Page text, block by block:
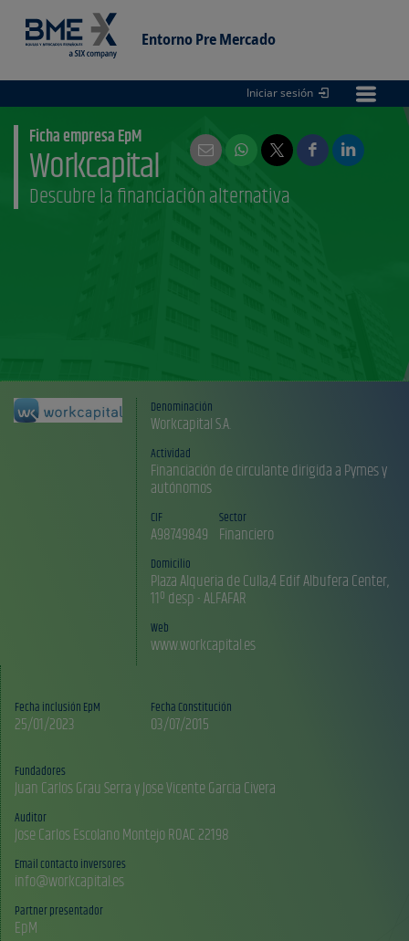
Entorno Pre Mercado
Entorno
Iniciar sesión
Ficha empresa EpM
Workcapital
Descubre la financiación alternativa
Denominación
Workcapital S.A.
Actividad
Financiación de circulante dirigida a Pymes y
autónomos
CIF
A98749849
Sector
Financiero
Domicilio
Plaza Alqueria de Culla,4 Edif Albufera Center,
11º desp - ALFAFAR
Web
www.workcapital.es
Fecha inclusión EpM
25/01/2023
Fecha Constitución
03/07/2015
Fundadores
Auditor
Jose Carlos Escolano Montejo ROAC 22198
Email contacto inversores
info@workcapital.es
Partner presentador
EpM